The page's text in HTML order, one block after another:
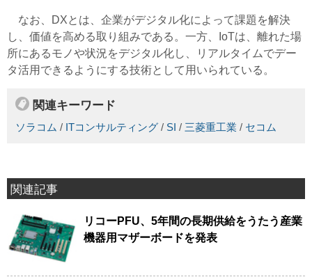
なお、DXとは、企業がデジタル化によって課題を解決
し、価値を高める取り組みである。一方、IoTは、離れた場
所にあるモノや状況をデジタル化し、リアルタイムでデー
タ活用できるようにする技術として用いられている。
関連キーワード
ソラコム / ITコンサルティング / SI / 三菱重工業 / セコム
関連記事
リコーPFU、5年間の長期供給をうたう産業
機器用マザーボードを発表